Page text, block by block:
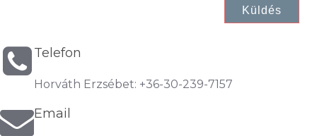
Küldés
Telefon
Horváth Erzsébet: +36-30-239-7157
Email